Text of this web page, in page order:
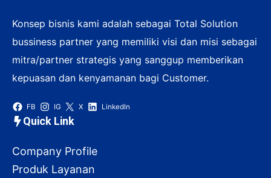
Konsep bisnis kami adalah sebagai Total Solution
bussiness partner yang memiliki visi dan misi sebagai
mitra/partner strategis yang sanggup memberikan
kepuasan dan kenyamanan bagi Customer.
FB IG X LinkedIn
Quick Link
Company Profile
Produk Layanan